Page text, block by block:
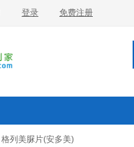
登录 免费注册
格列美脲片(安多美)